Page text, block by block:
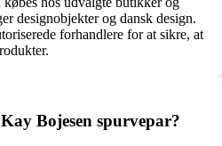
designobjekter og dansk design.
forhandlere for at sikre, at
Bojesen spurvepar?